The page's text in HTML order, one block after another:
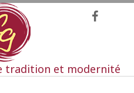
tradition et modernité